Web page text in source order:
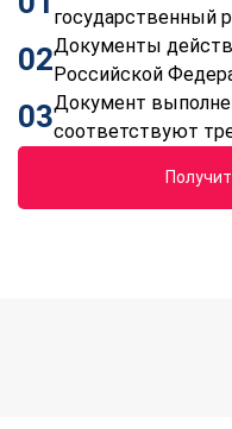
02Документы
Российской
03Документ
соответствуют